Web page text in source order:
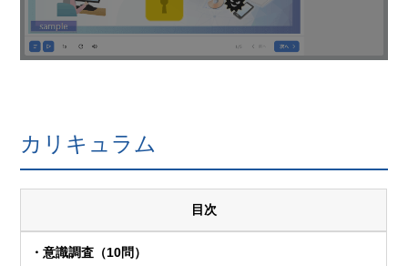
カリキュラム
目次
・意識調査（10問）